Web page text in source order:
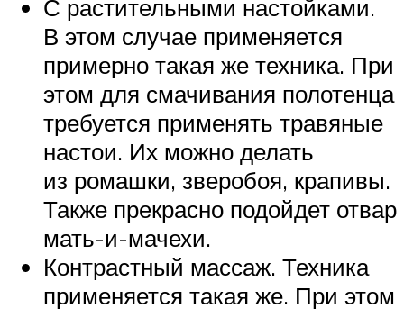
С растительными настойками.
В этом случае применяется
примерно такая же техника. При
этом для смачивания полотенца
требуется применять травяные
настои. Их можно делать
из ромашки, зверобоя, крапивы.
Также прекрасно подойдет отвар
мать-и-мачехи.
Контрастный массаж. Техника
применяется такая же. При этом